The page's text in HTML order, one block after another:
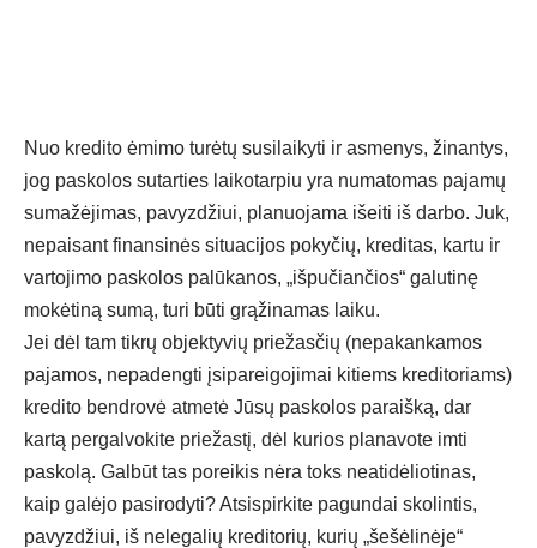
Nuo kredito ėmimo turėtų susilaikyti ir asmenys, žinantys,
jog paskolos sutarties laikotarpiu yra numatomas pajamų
sumažėjimas, pavyzdžiui, planuojama išeiti iš darbo. Juk,
nepaisant finansinės situacijos pokyčių, kreditas, kartu ir
vartojimo paskolos palūkanos, „išpučiančios“ galutinę
mokėtiną sumą, turi būti grąžinamas laiku.
Jei dėl tam tikrų objektyvių priežasčių (nepakankamos
pajamos, nepadengti įsipareigojimai kitiems kreditoriams)
kredito bendrovė atmetė Jūsų paskolos paraišką, dar
kartą pergalvokite priežastį, dėl kurios planavote imti
paskolą. Galbūt tas poreikis nėra toks neatidėliotinas,
kaip galėjo pasirodyti? Atsispirkite pagundai skolintis,
pavyzdžiui, iš nelegalių kreditorių, kurių „šešėlinėje“